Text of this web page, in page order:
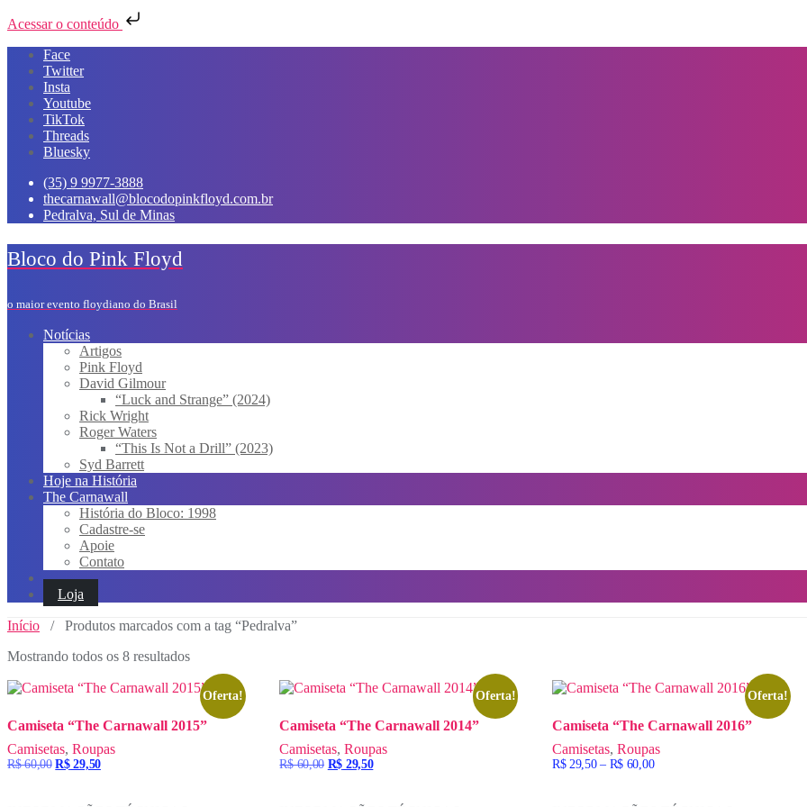
Acessar o conteúdo
Skip
content
Face
Twitter
Insta
Youtube
TikTok
Threads
Bluesky
(35) 9 9977-3888
thecarnawall@blocodopinkfloyd.com.br
Pedralva, Sul de Minas
Bloco do Pink Floyd
o maior evento floydiano do Brasil
Notícias
Artigos
Pink Floyd
David Gilmour
“Luck and Strange” (2024)
Rick Wright
Roger Waters
“This Is Not a Drill” (2023)
Syd Barrett
Hoje na História
The Carnawall
História do Bloco: 1998
Cadastre-se
Apoie
Contato
Loja
Início / Produtos marcados com a tag “Pedralva”
Mostrando todos os 8 resultados
Oferta!
Camiseta “The Carnawall 2015”
Camisetas, Roupas
R$60,00 O
R$29,50O
Oferta!
Camiseta “The Carnawall 2014”
Camisetas,Roupas
R$60,00 O
R$ 29,50O
Oferta!
Camiseta “The Carnawall 2016”
Camisetas, Roupas
R$29,50 – R$ 60,00Faixa